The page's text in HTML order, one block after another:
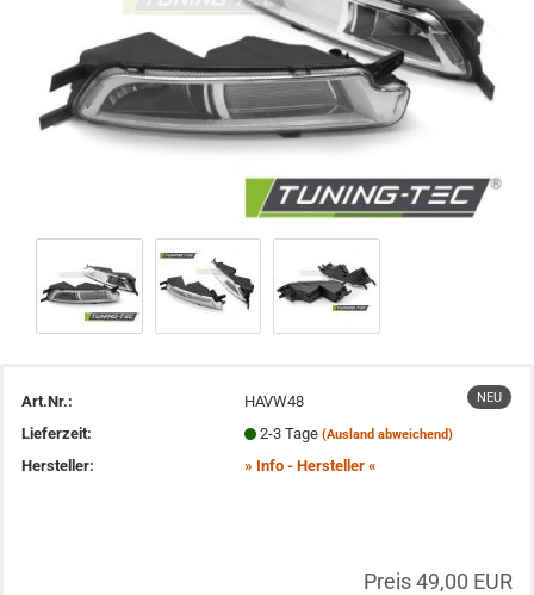
NEU
Art.Nr.:
HAVW48
Lieferzeit:
2-3 Tage (Ausland abweichend)
Hersteller: » Info - Hersteller «
Preis 49,00 EUR